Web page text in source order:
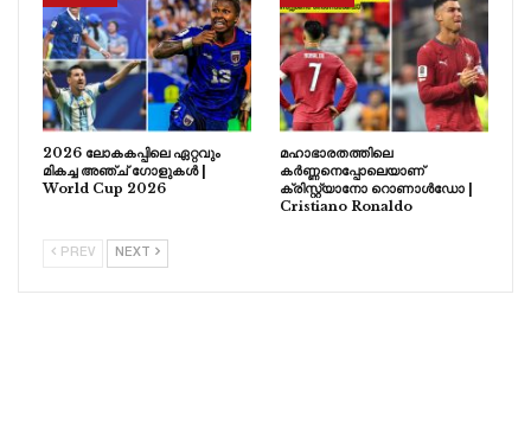
2026 ലോകകപ്പിലെ ഏറ്റവും
മികച്ച അഞ്ച് ഗോളുകൾ |
World Cup 2026
മഹാഭാരതത്തിലെ
കർണ്ണനെപ്പോലെയാണ്
ക്രിസ്റ്റ്യാനോ റൊണാൾഡോ |
Cristiano Ronaldo
PREV NEXT